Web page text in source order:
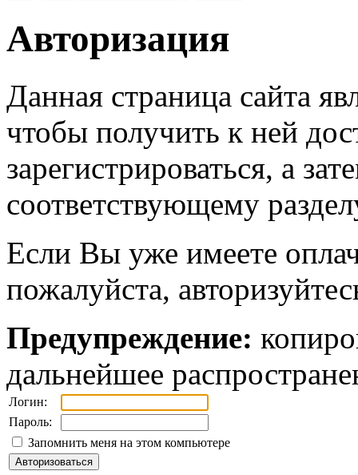
Авторизация
Данная страница сайта
чтобы получить к ней
зарегистрироваться, а
соответствующему
Если Вы уже имеете
пожалуйста,
Предупреждение:
дальнейшее
Логин:
Пароль:
Запомнить меня на этом компьютере